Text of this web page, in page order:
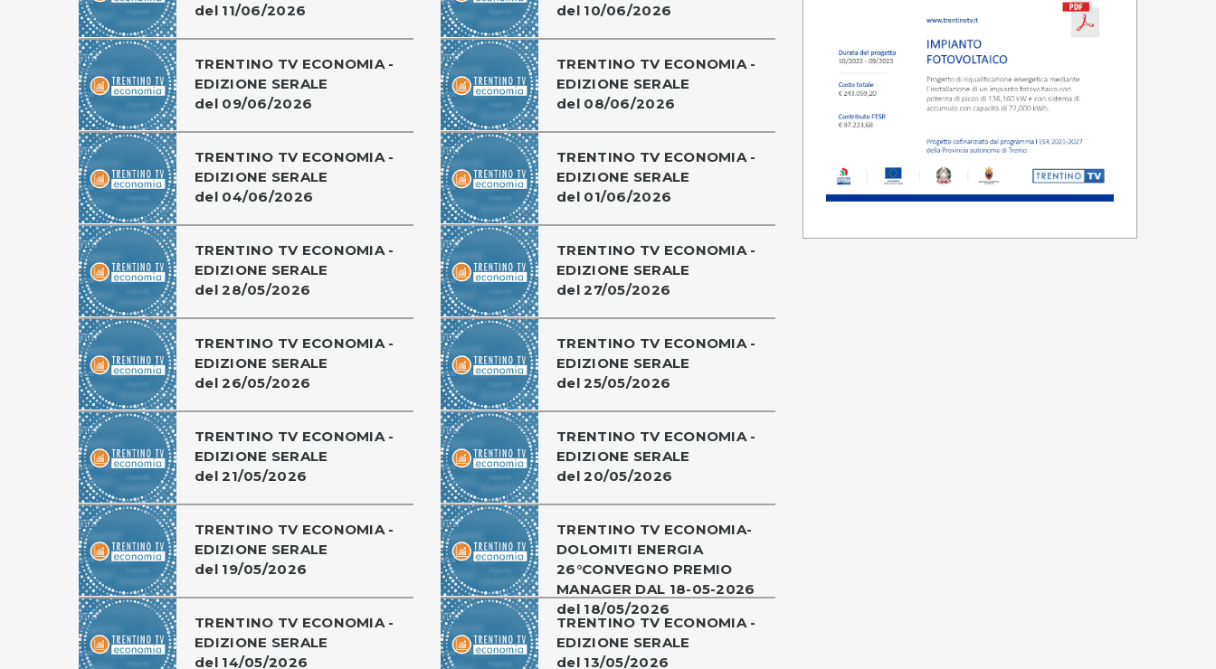
del 11/06/2026
del 10/06/2026
TRENTINO TV ECONOMIA -
EDIZIONE SERALE
del 09/06/2026
TRENTINO TV ECONOMIA -
EDIZIONE SERALE
del 08/06/2026
TRENTINO TV ECONOMIA -
EDIZIONE SERALE
del 04/06/2026
TRENTINO TV ECONOMIA -
EDIZIONE SERALE
del 01/06/2026
TRENTINO TV ECONOMIA -
EDIZIONE SERALE
del 28/05/2026
TRENTINO TV ECONOMIA -
EDIZIONE SERALE
del 27/05/2026
TRENTINO TV ECONOMIA -
EDIZIONE SERALE
del 26/05/2026
TRENTINO TV ECONOMIA -
EDIZIONE SERALE
del 25/05/2026
TRENTINO TV ECONOMIA -
EDIZIONE SERALE
del 21/05/2026
TRENTINO TV ECONOMIA -
EDIZIONE SERALE
del 20/05/2026
TRENTINO TV ECONOMIA -
EDIZIONE SERALE
del 19/05/2026
TRENTINO TV ECONOMIA-
DOLOMITI ENERGIA
26°CONVEGNO PREMIO
MANAGER DAL 18-05-2026
del 18/05/2026
TRENTINO TV ECONOMIA -
EDIZIONE SERALE
del 14/05/2026
TRENTINO TV ECONOMIA -
EDIZIONE SERALE
del 13/05/2026